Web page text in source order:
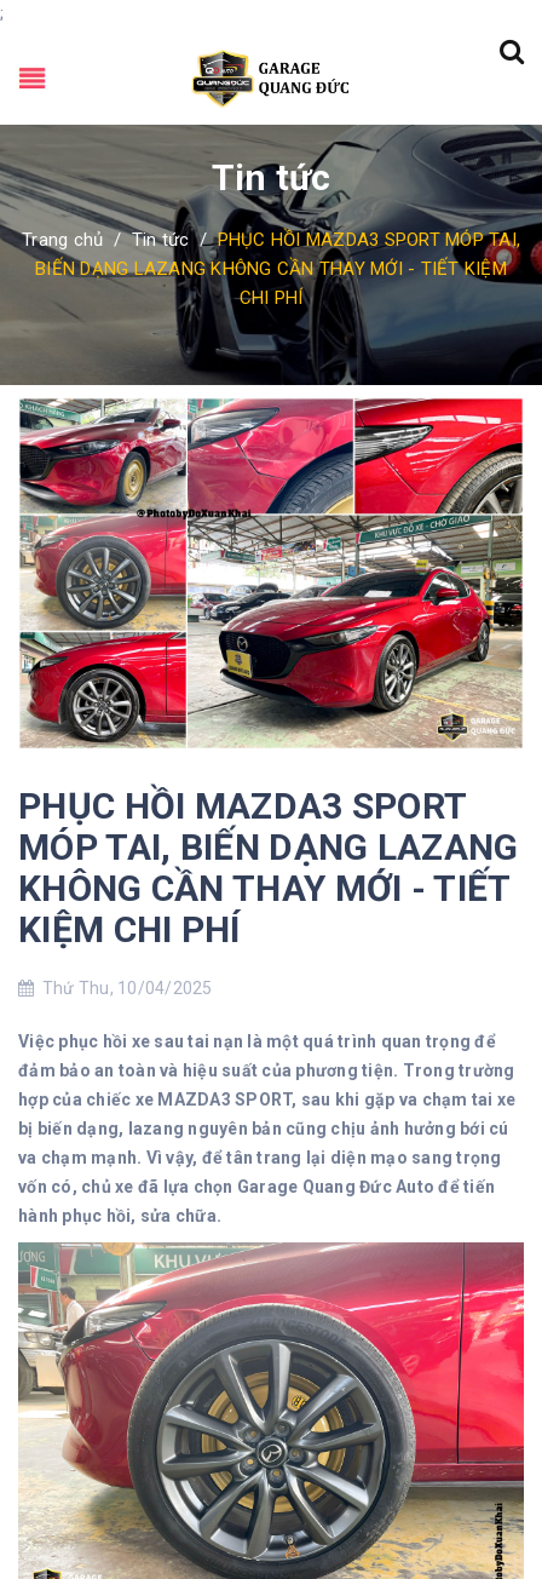
;
Tin tức
Trang chủ / Tin tức / PHỤC HỒI MAZDA3 SPORT MÓP TAI,
BIẾN DẠNG LAZANG KHÔNG CẦN THAY MỚI - TIẾT KIỆM
CHI PHÍ
PHỤC HỒI MAZDA3 SPORT
MÓP TAI, BIẾN DẠNG LAZANG
KHÔNG CẦN THAY MỚI - TIẾT
KIỆM CHI PHÍ
Thứ Thu, 10/04/2025
Việc phục hồi xe sau tai nạn là một quá trình quan trọng để
đảm bảo an toàn và hiệu suất của phương tiện. Trong trường
hợp của chiếc xe MAZDA3 SPORT, sau khi gặp va chạm tai xe
bị biến dạng, lazang nguyên bản cũng chịu ảnh hưởng bới cú
va chạm mạnh. Vì vậy, để tân trang lại diện mạo sang trọng
vốn có, chủ xe đã lựa chọn Garage Quang Đức Auto để tiến
hành phục hồi, sửa chữa.